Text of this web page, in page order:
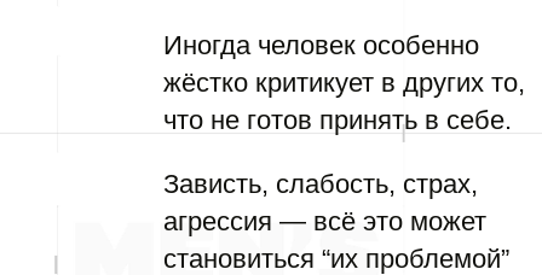
Иногда человек особенно
жёстко критикует в других то,
что не готов принять в себе.
Зависть, слабость, страх,
агрессия — всё это может
становиться “их проблемой”